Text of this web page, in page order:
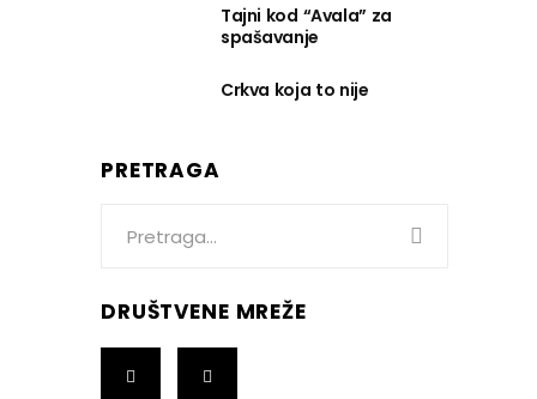
Tajni kod “Avala” za
spašavanje
Crkva koja to nije
PRETRAGA
DRUŠTVENE MREŽE